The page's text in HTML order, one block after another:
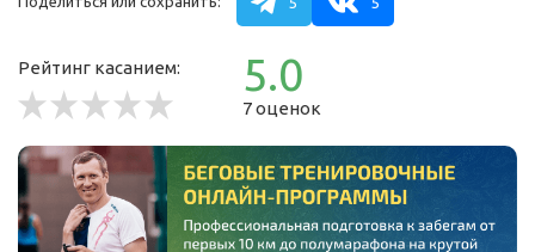
Рейтинг касанием: 5.0
7 оценок